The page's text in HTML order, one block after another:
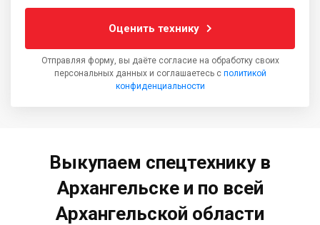
Оценить технику
Отправляя форму, вы даёте согласие на обработку своих
персональных данных и соглашаетесь с политикой
конфиденциальности
Выкупаем спецтехнику в
Архангельске и по всей
Архангельской области